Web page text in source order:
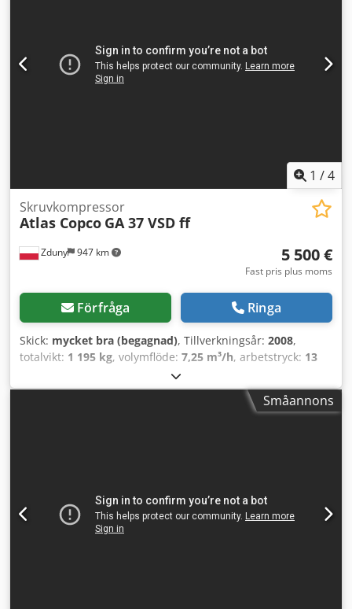
1 /4
Zduny 947 km
Skruvkompressor
Atlas Copco GA 37 VSD ff
5 500 €
Fast pris plus moms
Förfråga Ringa
Skick: mycket bra (begagnad), Tillverkningsår: 2008,
totalvikt: 1 195 kg, volymflöde: 7,25 m³/h, arbetstryck: 13
, Skruvkompressor ATLAS COPCO
GA 37 VSD ff Variabel hastighet (frekvensomriktare)
Utrustad med kylmedels-torkar Motor: 37 kW Dsdpfx Aket
Småannons